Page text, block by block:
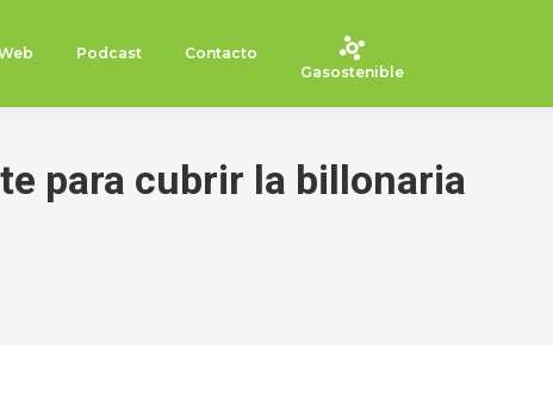
Podcast
Contacto
Gasostenible
para cubrir la billonaria